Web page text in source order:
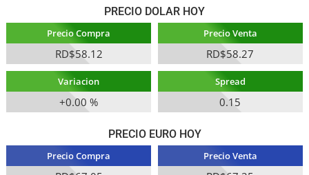
PRECIO DOLAR HOY
Precio Compra
RD$58.12
Precio Venta
RD$58.27
Variacion
+0.00 %
Spread
0.15
PRECIO EURO HOY
Precio Compra Precio Venta